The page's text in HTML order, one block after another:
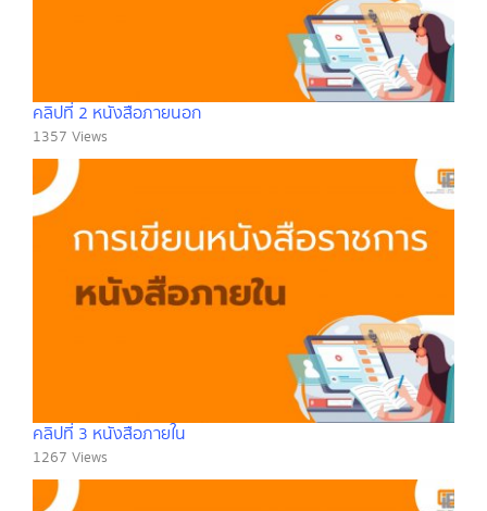
คลิปที่ 2 หนังสือภายนอก
1357 Views
คลิปที่ 3 หนังสือภายใน
1267 Views